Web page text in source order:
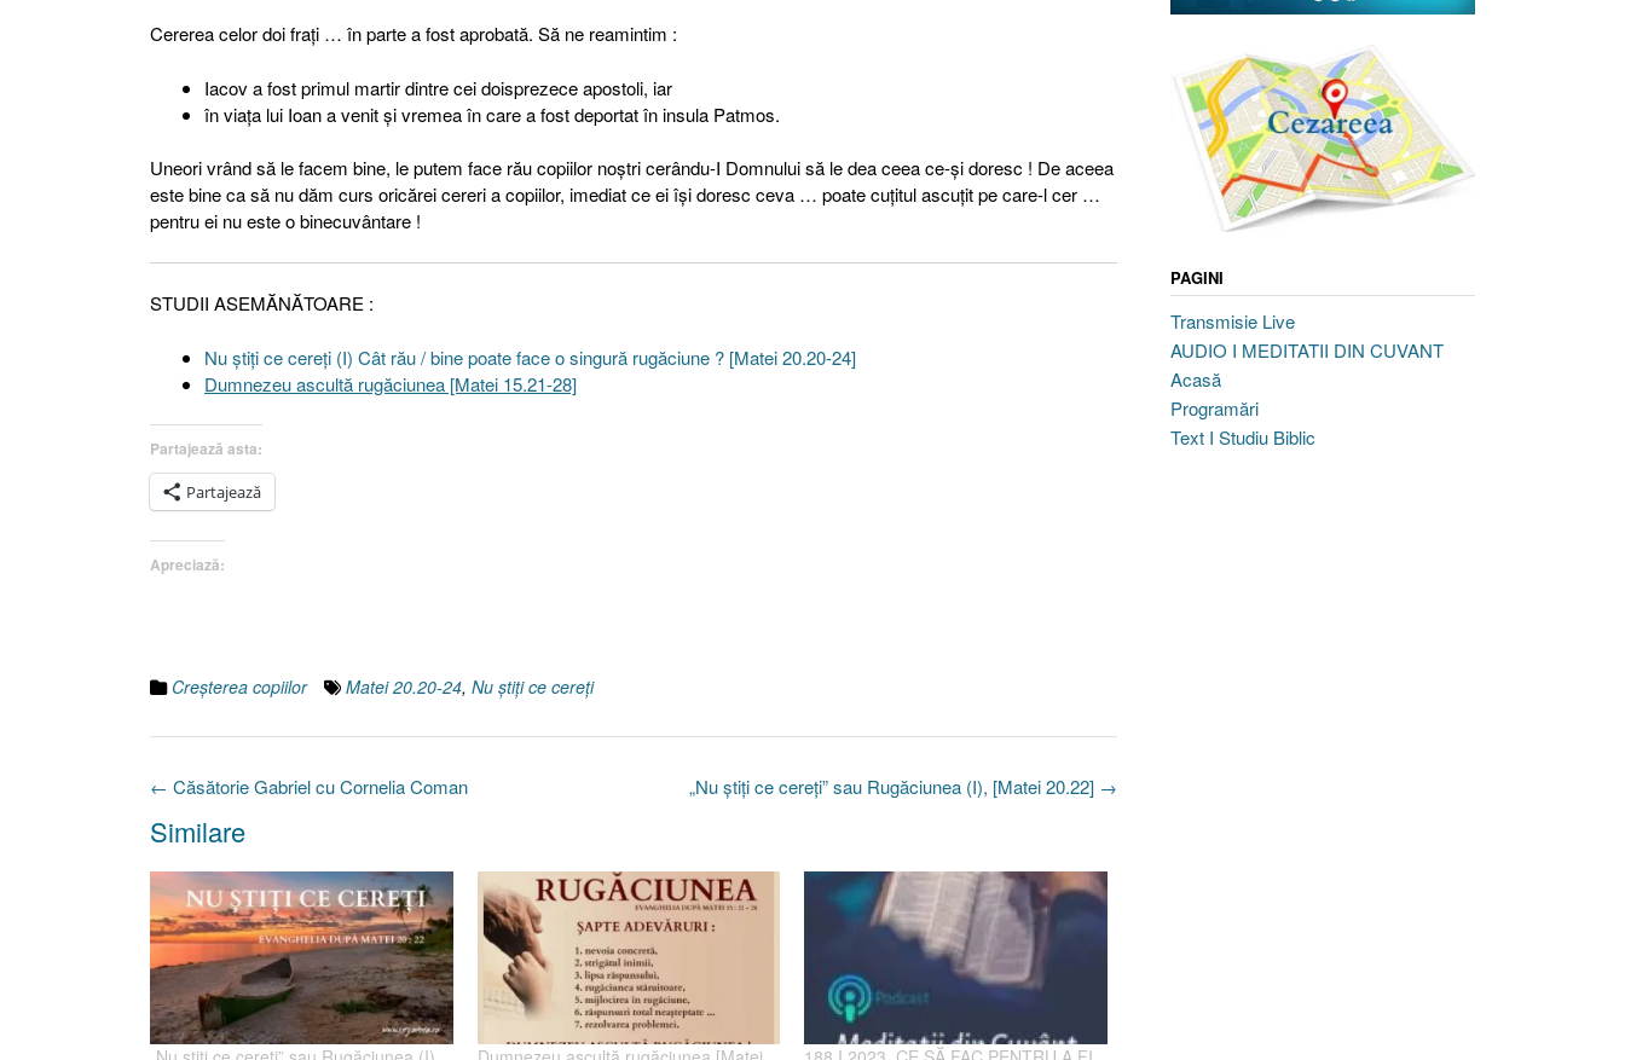
Cererea celor doi fraţi … în parte a fost aprobată. Să ne reamintim :
Iacov a fost primul martir dintre cei doisprezece apostoli, iar
în viaţa lui Ioan a venit şi vremea în care a fost deportat în insula Patmos.
Uneori vrând să le facem bine, le putem face rău copiilor noştri cerându-I Domnului să le dea ceea ce-şi doresc ! De aceea
este bine ca să nu dăm curs oricărei cereri a copiilor, imediat ce ei îşi doresc ceva … poate cuţitul ascuţit pe care-l cer …
pentru ei nu este o binecuvântare !
STUDII ASEMĂNĂTOARE :
Nu ştiţi ce cereţi (I) Cât rău / bine poate face o singură rugăciune ? [Matei 20.20-24]
Dumnezeu ascultă rugăciunea [Matei 15.21-28]
Partajează asta:
Partajează
Apreciază:
Creşterea copiilor Matei 20.20-24, Nu ştiţi ce cereţi
Post
„Nu ştiţi ce cereţi” sau Rugăciunea (I), [Matei 20.22] →
← Căsătorie Gabriel cu Cornelia Coman
Similare
PAGINI
Transmisie Live
AUDIO I MEDITATII DIN CUVANT
Acasă
Programări
Text I Studiu Biblic